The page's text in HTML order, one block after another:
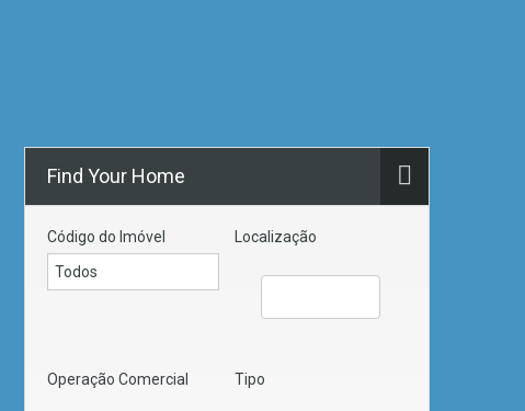
Find Your Home
Código do Imóvel Localização
Operação Comercial Tipo